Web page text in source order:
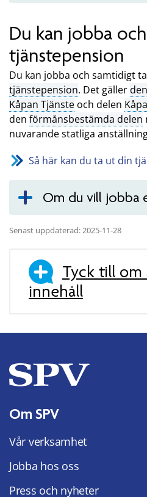
Du kan jobba
tjänstepension
Du kan jobba och samtidigt
tjänstepension. Det gäller
Kåpan Tjänste och delen
den förmånsbestämda delen
nuvarande statliga
Så här kan du ta ut din
Om du vill jobba
Senast uppdaterad: 2025-11-28
Tyck till om
innehåll
Om SPV
Vår verksamhet
Jobba hos oss
Press och nyheter